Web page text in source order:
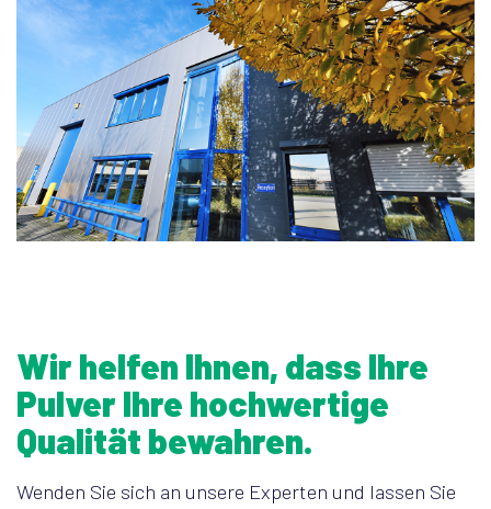
Wir helfen Ihnen, dass Ihre
Pulver Ihre hochwertige
Qualität bewahren.
Wenden Sie sich an unsere Experten und lassen Sie